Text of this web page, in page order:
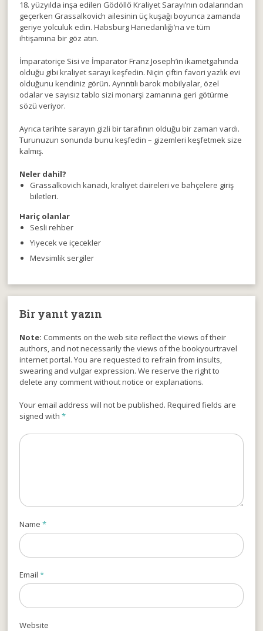
18. yüzyılda inşa edilen Gödöllő Kraliyet Sarayı’nın odalarından
geçerken Grassalkovich ailesinin üç kuşağı boyunca zamanda
geriye yolculuk edin. Habsburg Hanedanlığı’na ve tüm
ihtişamına bir göz atın.
İmparatoriçe Sisi ve İmparator Franz Joseph’in ikametgahında
olduğu gibi kraliyet sarayı keşfedin. Niçin çiftin favori yazlık evi
olduğunu kendiniz görün. Ayrıntılı barok mobilyalar, özel
odalar ve sayısız tablo sizi monarşi zamanına geri götürme
sözü veriyor.
Ayrıca tarihte sarayın gizli bir tarafının olduğu bir zaman vardı.
Turunuzun sonunda bunu keşfedin – gizemleri keşfetmek size
kalmış.
Neler dahil?
Grassalkovich kanadı, kraliyet daireleri ve bahçelere giriş
biletleri.
Hariç olanlar
Sesli rehber
Yiyecek ve içecekler
Mevsimlik sergiler
Bir yanıt yazın
Note: Comments on the web site reflect the views of their
authors, and not necessarily the views of the bookyourtravel
internet portal. You are requested to refrain from insults,
swearing and vulgar expression. We reserve the right to
delete any comment without notice or explanations.
Your email address will not be published. Required fields are
signed with*
Name*
Email*
Website